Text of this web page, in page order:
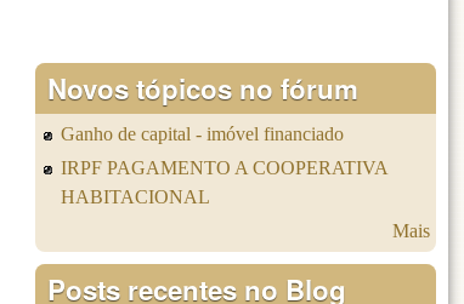
Novos tópicos no fórum
Ganho de capital - imóvel financiado
IRPF PAGAMENTO A COOPERATIVA
HABITACIONAL
Mais
Posts recentes no Blog